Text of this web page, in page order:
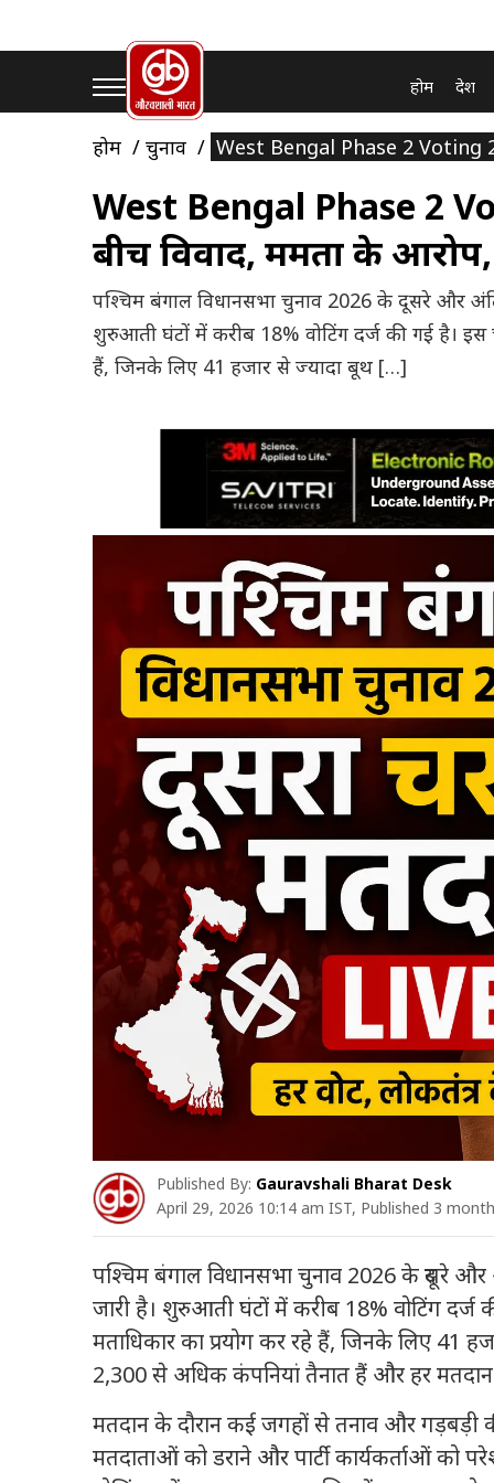
होम देश
होम चुनाव West Bengal Phase 2 Voting
West Bengal Phase 2
बीच विवाद, ममता के आरोप,
पश्चिम बंगाल विधानसभा चुनाव 2026 के दूसरे और
शुरुआती घंटों में करीब 18% वोटिंग दर्ज की गई है।
हैं, जिनके लिए 41 हजार से ज्यादा बूथ […]
Published By: Gauravshali Bharat Desk
April 29, 2026 10:14 am IST, Published 3
पश्चिम बंगाल विधानसभा चुनाव 2026 के दूसरे
जारी है। शुरुआती घंटों में करीब 18% वोटिंग
मताधिकार का प्रयोग कर रहे हैं, जिनके लिए 41
2,300 से अधिक कंपनियां तैनात हैं और हर मतदान
मतदान के दौरान कई जगहों से तनाव और गड़बड़ी
मतदाताओं को डराने और पार्टी कार्यकर्ताओं को